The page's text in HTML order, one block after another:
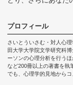
プロフィール
さいとういさむ・対人心
田大学大学院文学研究科
ーソンの心理分析を行う
など200冊以上の著書を執
でも、心理学的見地からコ